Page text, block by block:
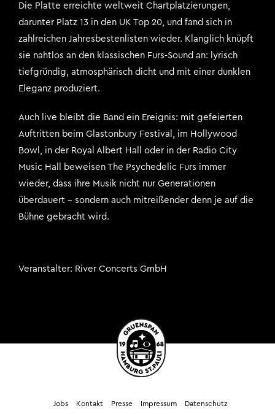
Die Platte erreichte weltweit Chartplatzierungen,
darunter Platz 13 in den UK Top 20, und fand sich in
zahlreichen Jahresbestenlisten wieder. Klanglich knüpft
sie nahtlos an den klassischen Furs-Sound an: lyrisch
tiefgründig, atmosphärisch dicht und mit einer dunklen
Eleganz produziert.
Auch live bleibt die Band ein Ereignis: mit gefeierten
Auftritten beim Glastonbury Festival, im Hollywood
Bowl, in der Royal Albert Hall oder in der Radio City
Music Hall beweisen The Psychedelic Furs immer
wieder, dass ihre Musik nicht nur Generationen
überdauert – sondern auch mitreißender denn je auf die
Bühne gebracht wird.
Veranstalter River Concerts GmbH
Jobs Kontakt Presse Impressum Datenschutz